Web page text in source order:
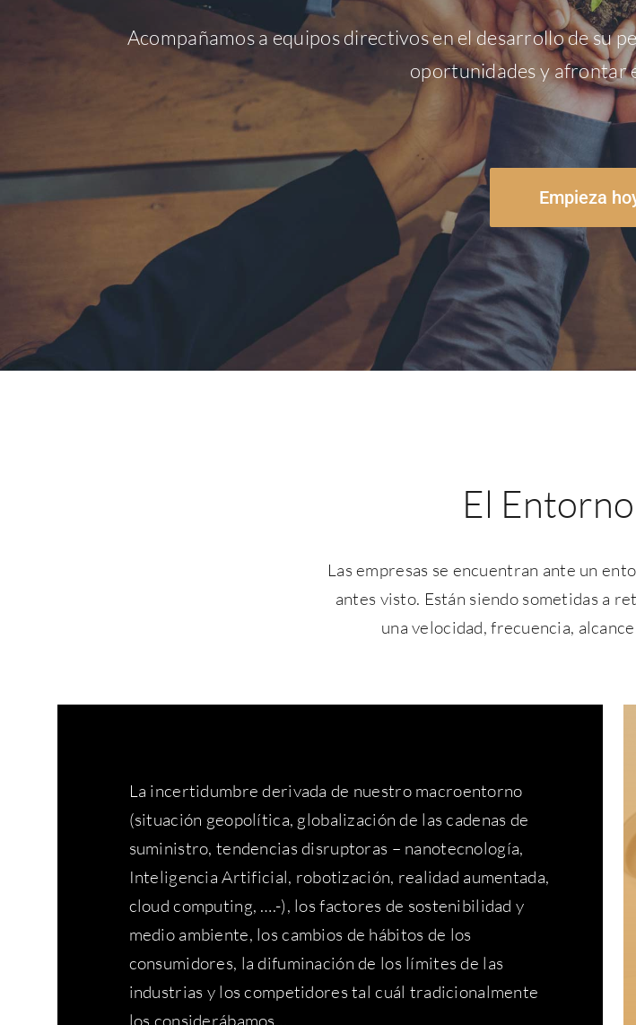
Acompañamos a equipos directivos en el desarrollo de su
oportunidades y afrontar
Empieza
El
Las empresas se encuentran ante un
antes visto. Están siendo sometidas a
una velocidad,frecuencia,
La incertidumbre derivada de nuestro macroentorno
(situación geopolítica, globalización de las cadenas de
suministro, tendencias disruptoras – nanotecnología,
Inteligencia Artificial, robotización, realidad aumentada,
cloudcomputing, ….-), los factores de sostenibilidad y
medio ambiente, los cambios de hábitos de los
consumidores, la difuminación de los límites de las
industrias y los competidores tal cuál tradicionalmente
los considerábamos…